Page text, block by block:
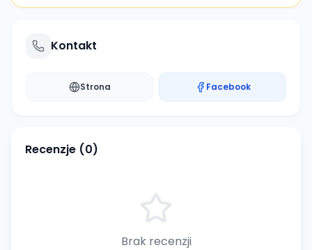
Kontakt
Strona Facebook
Recenzje (0)
Brak recenzji